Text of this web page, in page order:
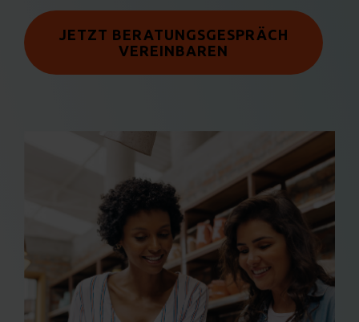
JETZT BERATUNGSGESPRÄCH
VEREINBAREN